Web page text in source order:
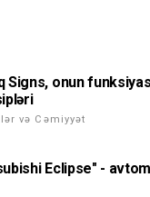
Signs, onun
və Cəmiyyət
Eclipse" -